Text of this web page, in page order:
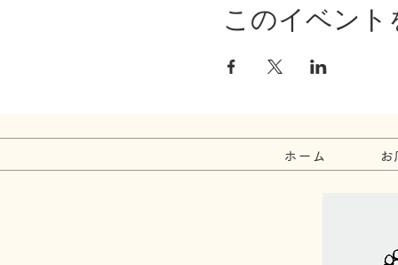
このイベント
ホーム